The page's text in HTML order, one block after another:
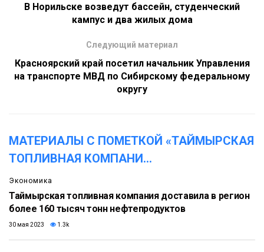
В Норильске возведут бассейн, студенческий
кампус и два жилых дома
Следующий материал
Красноярский край посетил начальник Управления
на транспорте МВД по Сибирскому федеральному
округу
МАТЕРИАЛЫ С ПОМЕТКОЙ «ТАЙМЫРСКАЯ
ТОПЛИВНАЯ КОМПАНИ...
Экономика
Таймырская топливная компания доставила в регион
более 160 тысяч тонн нефтепродуктов
30 мая 2023 1.3k